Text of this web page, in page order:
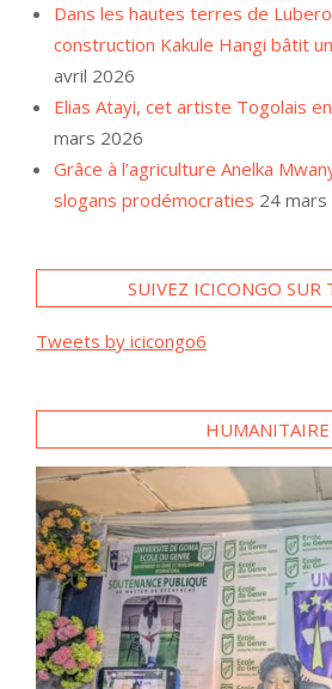
Dans les hautes terres de
construction Kakule Hangi bâtit
avril 2026
Elias Atayi, cet artiste Togolais
mars 2026
Grâce à l’agriculture Anelka
slogans prodémocraties 24
SUIVEZ ICICONGO SUR
Tweets by icicongo6
HUMANITAIRE